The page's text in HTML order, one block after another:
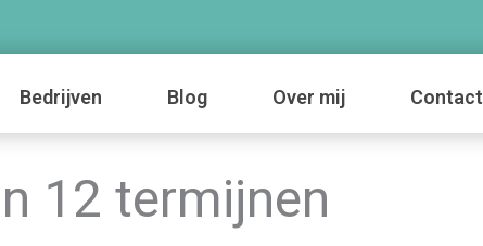
Bedrijven Blog Over mij Contact
12 termijnen